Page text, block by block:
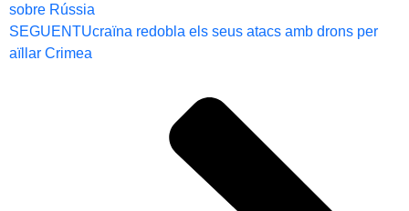
sobre Rússia
SEGUENTUcraïna redobla els seus atacs amb drons per
aïllar Crimea